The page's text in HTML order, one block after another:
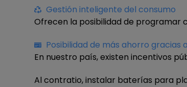
Gestión inteligente del consumo
Ofrecen la posibilidad de programar
Posibilidad de más ahorro gracias
En nuestro país, existen incentivos
Al contratio, instalar baterías para